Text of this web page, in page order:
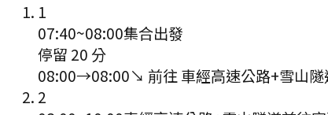
1
07:40~08:00集合出發
停留 20 分
08:00→08:00↘ 前往 車經高速公路+雪山
2